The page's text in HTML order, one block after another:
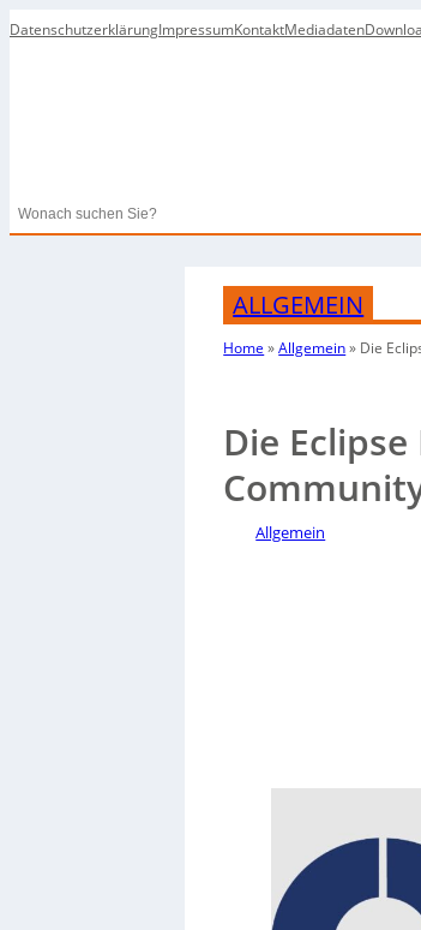
DatenschutzerklärungImpressumKontaktMediadaten
Search
ALLGEMEIN
Home »Allgemein» Die
Die
Allgemein